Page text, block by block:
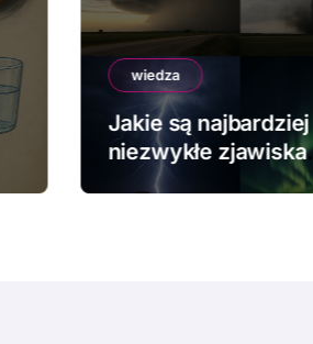
wiedza
Jakie są najbardziej
niezwykłe zjawiska
pogodowe?